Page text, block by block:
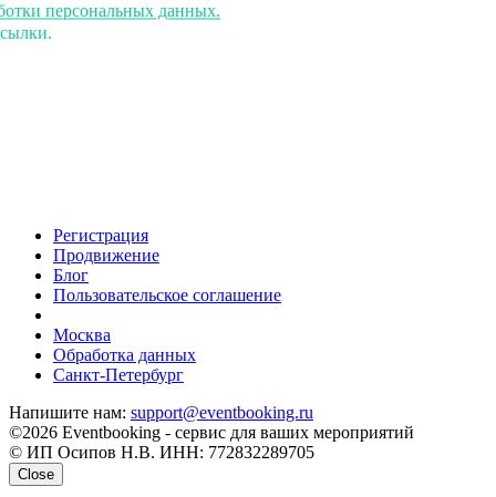
персональных данных.
Регистрация
Продвижение
Блог
Пользовательское соглашение
Москва
Обработка данных
Санкт-Петербург
Напишите нам: support@eventbooking.ru
©2026 Eventbooking - сервис для ваших мероприятий
© ИП Осипов Н.В. ИНН: 772832289705
Close